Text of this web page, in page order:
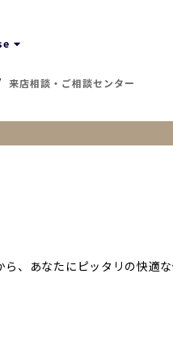
来店相談・ご相談センター
、あなたにピッタリの快適